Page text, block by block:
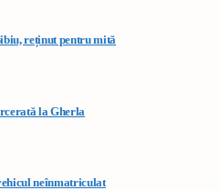
reținut pentru mită
la Gherla
neînmatriculat